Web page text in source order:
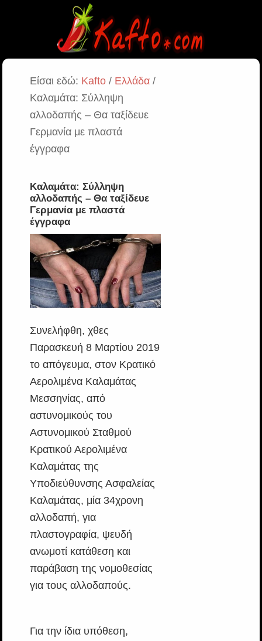
Είσαι εδώ: Kafto/ Ελλάδα/
Καλαμάτα: Σύλληψη
αλλοδαπής – Θα ταξίδευε
Γερμανία με πλαστά
έγγραφα
Καλαμάτα: Σύλληψη
αλλοδαπής – Θα ταξίδευε
Γερμανία με πλαστά
έγγραφα
Συνελήφθη, χθες
Παρασκευή 8 Μαρτίου 2019
το απόγευμα, στον Κρατικό
Αερολιμένα Καλαμάτας
Μεσσηνίας, από
αστυνομικούς του
Αστυνομικού Σταθμού
Κρατικού Αερολιμένα
Καλαμάτας της
Υποδιεύθυνσης Ασφαλείας
Καλαμάτας, μία 34χρονη
αλλοδαπή, για
πλαστογραφία, ψευδή
ανωμοτί κατάθεση και
παράβαση της νομοθεσίας
για τους αλλοδαπούς.
Για την ίδια υπόθεση,